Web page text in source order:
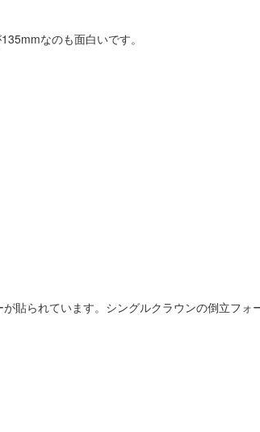
なのも面白いです。
貼られています。シングルクラウンの倒立フォ